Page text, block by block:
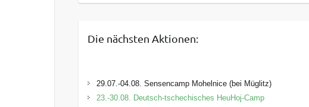
Die nächsten Aktionen:
29.07.-04.08. Sensencamp Mohelnice (bei Müglitz)
23.-30.08. Deutsch-tschechisches HeuHoj-Camp